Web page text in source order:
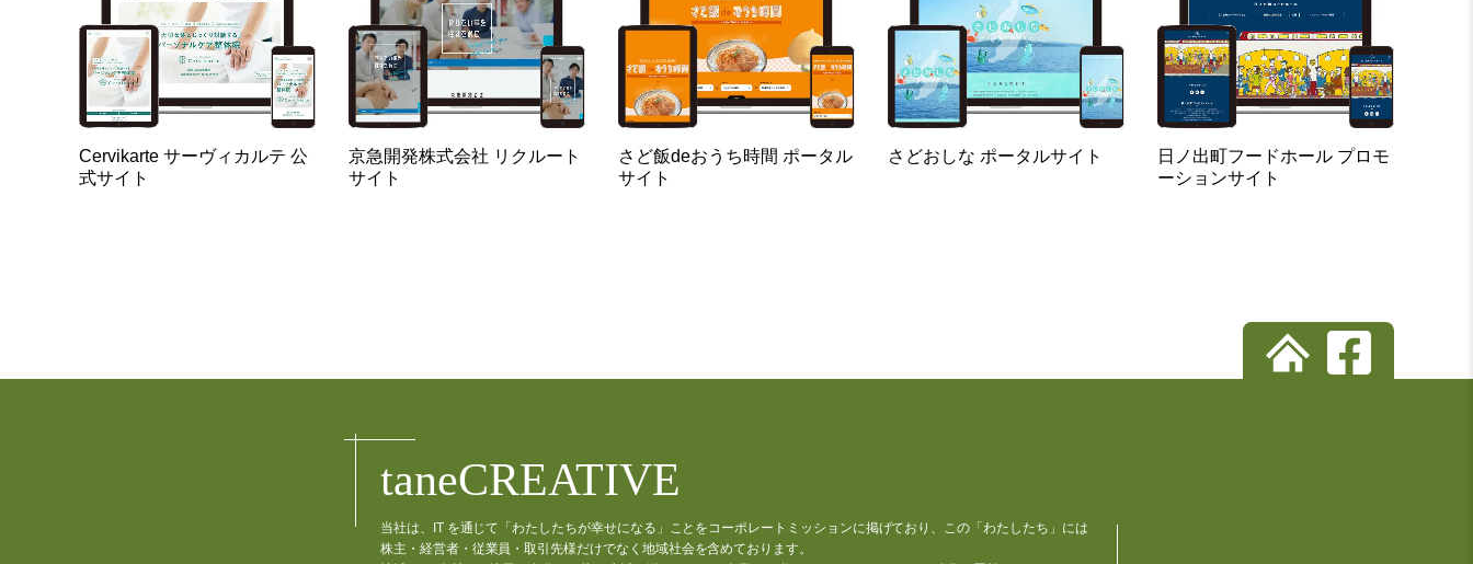
Cervikarte サーヴィカルテ 公
式サイト
京急開発株式会社 リクルート
サイト
さど飯deおうち時間 ポータル
サイト
さどおしな ポータルサイト
日ノ出町フードホール プロモ
ーションサイト
taneCREATIVE
当社は、IT を通じて「わたしたちが幸せになる」ことをコーポレートミッションに掲げており、この「わたしたち」には
株主・経営者・従業員・取引先様だけでなく地域社会を含めております。